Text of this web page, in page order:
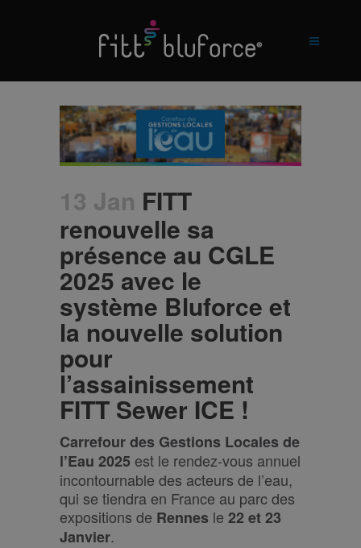
13 Jan FITT
renouvelle sa
présence au CGLE
2025 avec le
système Bluforce et
la nouvelle solution
pour
l’assainissement
FITT Sewer ICE !
Carrefour des Gestions Locales de
l’Eau 2025 est le rendez-vous annuel
incontournable des acteurs de l’eau,
qui se tiendra en France au parc des
expositions de Rennes le 22 et 23
Janvier.